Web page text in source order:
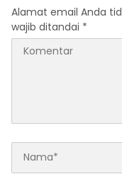
Alamat email Anda
wajib ditandai *